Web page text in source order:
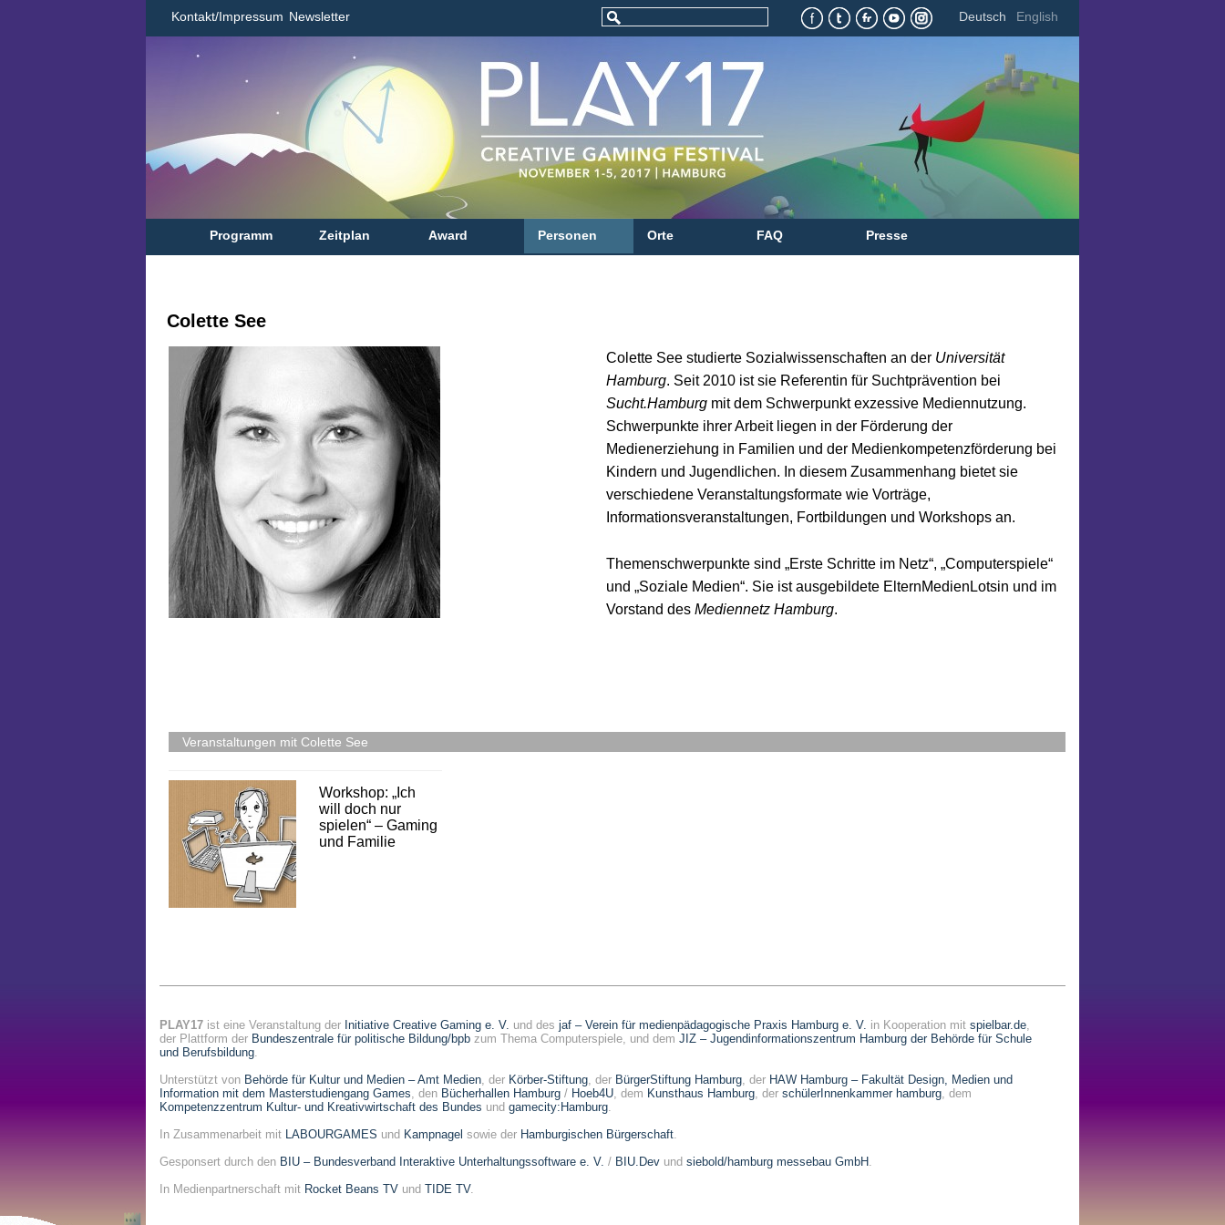
Deutsch English
Kontakt/Impressum Newsletter
Programm Zeitplan Award Personen Orte FAQ Presse
Colette See
Colette See studierte Sozialwissenschaften an der Universität
Hamburg. Seit 2010 ist sie Referentin für Suchtprävention bei
Sucht.Hamburg mit dem Schwerpunkt exzessive Mediennutzung.
Schwerpunkte ihrer Arbeit liegen in der Förderung der
Medienerziehung in Familien und der Medienkompetenzförderung bei
Kindern und Jugendlichen. In diesem Zusammenhang bietet sie
verschiedene Veranstaltungsformate wie Vorträge,
Informationsveranstaltungen, Fortbildungen und Workshops an.
Themenschwerpunkte sind „Erste Schritte im Netz“, „Computerspiele“
und „Soziale Medien“. Sie ist ausgebildete ElternMedienLotsin und im
Vorstand des Mediennetz Hamburg.
Veranstaltungen mit Colette See
Workshop: „Ich
will doch nur
spielen“ – Gaming
und Familie
PLAY17 ist eine Veranstaltung der Initiative Creative Gaming e. V. und des jaf – Verein für medienpädagogische Praxis Hamburg e. V. in Kooperation mit spielbar.de,
der Plattform der Bundeszentrale für politische Bildung/bpb zum Thema Computerspiele, und dem JIZ – Jugendinformationszentrum Hamburg der Behörde für Schule
und Berufsbildung.
Unterstützt von Behörde für Kultur und Medien – Amt Medien, der Körber-Stiftung, der BürgerStiftung Hamburg, der HAW Hamburg – Fakultät Design, Medien und
Information mit dem Masterstudiengang Games, den Bücherhallen Hamburg / Hoeb4U, dem Kunsthaus Hamburg, der schülerInnenkammer hamburg, dem
Kompetenzzentrum Kultur- und Kreativwirtschaft des Bundes und gamecity:Hamburg.
In Zusammenarbeit mit LABOURGAMES und Kampnagel sowie der Hamburgischen Bürgerschaft.
Gesponsert durch den BIU – Bundesverband Interaktive Unterhaltungssoftware e. V. / BIU.Dev und siebold/hamburg messebau GmbH.
In Medienpartnerschaft mit Rocket Beans TV und TIDE TV.